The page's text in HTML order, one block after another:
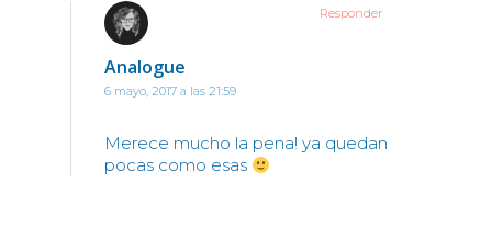
Analogue
6 mayo, 2017 a las 21:59
Merece mucho la pena! ya quedan
pocas como esas
Responder